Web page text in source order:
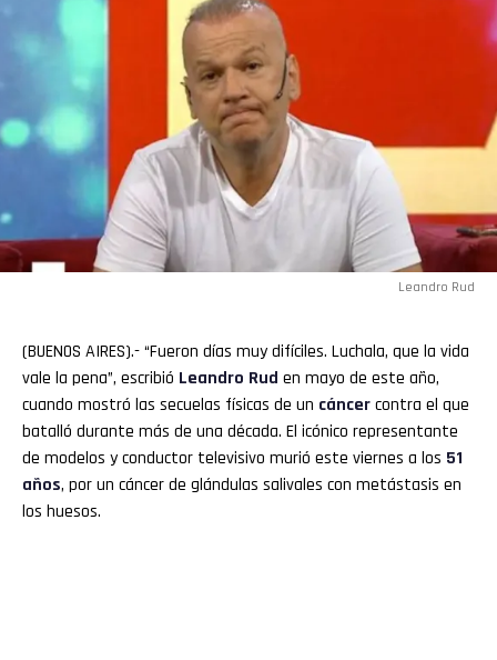
Leandro Rud
(BUENOS AIRES).- “Fueron días muy difíciles. Luchala, que la vida
vale la pena”, escribió Leandro Rud en mayo de este año,
cuando mostró las secuelas físicas de un cáncercontra el que
batalló durante más de una década. El icónico representante
de modelos y conductor televisivo murió este viernes a los 51
años, por un cáncer de glándulas salivales con metástasis en
los huesos.
Whatsapp
Email